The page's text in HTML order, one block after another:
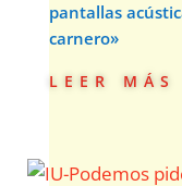
pantallas
carnero»
leer más